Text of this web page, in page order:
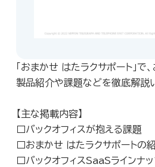
「おまかせ はたラクサポート」で
製品紹介や課題などを徹底解説
【主な掲載内容】
□バックオフィスが抱える課題
□おまかせ はたラクサポートの
□バックオフィスSaaSラインナ